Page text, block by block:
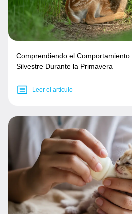
Comprendiendo el
Silvestre Durante la Primavera
Leer el artículo